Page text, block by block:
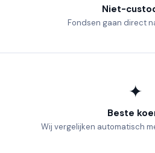
Niet-
Fondsen gaan direct
✦
Beste
Wij vergelijken automatisch